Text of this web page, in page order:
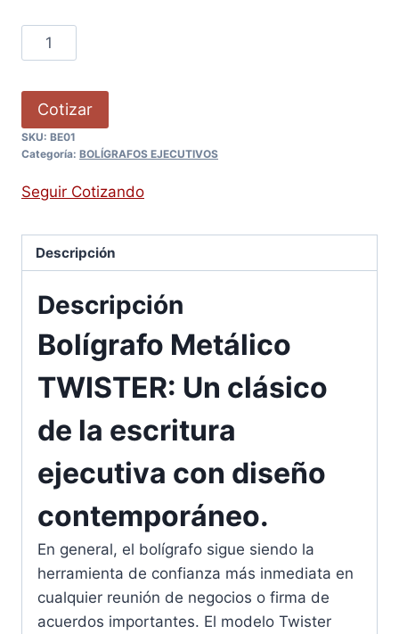
Cotizar
SKU: BE01
Categoría: BOLÍGRAFOS EJECUTIVOS
Seguir Cotizando
Descripción
Descripción
Bolígrafo Metálico
TWISTER: Un clásico
de la escritura
ejecutiva con diseño
contemporáneo.
En general, el bolígrafo sigue siendo la
herramienta de confianza más inmediata en
cualquier reunión de negocios o firma de
acuerdos importantes. El modelo Twister